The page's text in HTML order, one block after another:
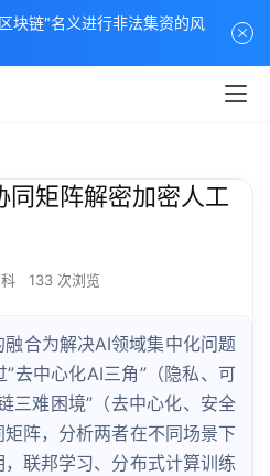
同矩阵解密加密人工
133 次浏览
合为解决AI领域集中化问题
去中心化AI三角”（隐私、可
三难困境”（去中心化、安全
阵，分析两者在不同场景下
联邦学习、分布式计算训练
块链"名义进行非法集资的风